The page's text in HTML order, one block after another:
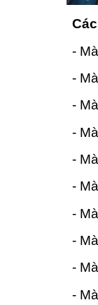
-
-
-
-
-
-
-
-
-
-